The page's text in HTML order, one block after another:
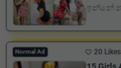
ඉන්නේ
Normal Ad 20 Likes